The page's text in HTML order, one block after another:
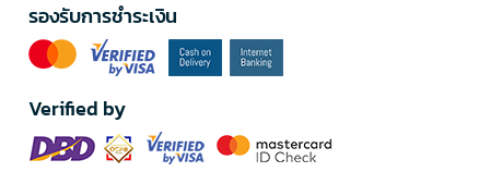
รองรับการชำระเงิน
Verified by